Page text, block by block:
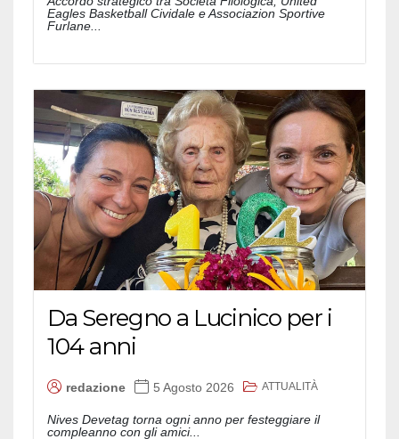
Eagles Basketball Cividale e Associazion Sportive
Furlane...
Da Seregno a Lucinico per i
104 anni
redazione 5 Agosto 2026 ATTUALITÀ
Nives Devetag torna ogni anno per festeggiare il
compleanno con gli amici...